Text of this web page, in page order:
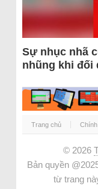
Sự nhục nhã
nhũng khi đối
Trang chủ
© 2026
Bản quyền
từ trang